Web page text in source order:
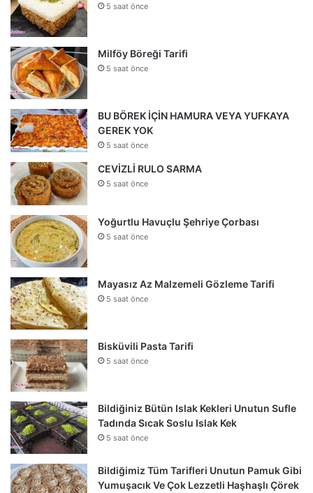
5 saat önce
Milföy Böreği Tarifi
5 saat önce
BU BÖREK İÇİN HAMURA VEYA YUFKAYA
GEREK YOK
5 saat önce
CEVİZLİ RULO SARMA
5 saat önce
Yoğurtlu Havuçlu Şehriye Çorbası
5 saat önce
Mayasız Az Malzemeli Gözleme Tarifi
5 saat önce
Bisküvili Pasta Tarifi
5 saat önce
Bildiğiniz Bütün Islak Kekleri Unutun Sufle
Tadında Sıcak Soslu Islak Kek
5 saat önce
Bildiğimiz Tüm Tarifleri Unutun Pamuk Gibi
Yumuşacık Ve Çok Lezzetli Haşhaşlı Çörek